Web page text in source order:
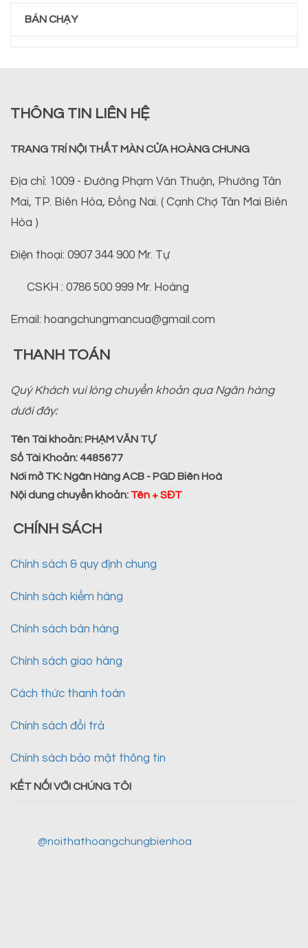
BÁN CHẠY
THÔNG TIN LIÊN HỆ
TRANG TRÍ NỘI THẤT MÀN CỬA HOÀNG CHUNG
Địa chỉ: 1009 - Đường Phạm Văn Thuận, Phường Tân
Mai, TP. Biên Hòa, Đồng Nai. ( Cạnh Chợ Tân Mai Biên
Hòa )
Điện thoại: 0907 344 900 Mr. Tự
CSKH : 0786 500 999 Mr. Hoàng
Email: hoangchungmancua@gmail.com
THANH TOÁN
Quý Khách vui lòng chuyển khoản qua Ngân hàng
dưới đây:
Tên Tài khoản: PHẠM VĂN TỰ
Số Tài Khoản:4485677
Nơi mở TK: Ngân Hàng ACB - PGD Biên Hoà
Nội dung chuyển khoản: Tên + SĐT
CHÍNH SÁCH
Chính sách & quy định chung
Chính sách kiểm hàng
Chính sách bán hàng
Chính sách giao hàng
Cách thức thanh toán
Chính sách đổi trả
Chính sách bảo mật thông tin
KẾT NỐI VỚI CHÚNG TÔI
@noithathoangchungbienhoa